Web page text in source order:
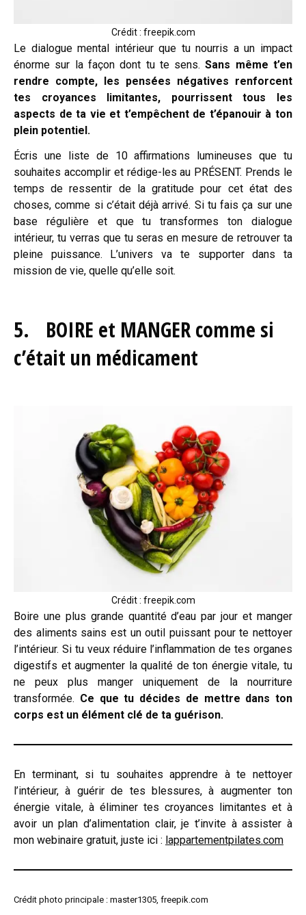
Crédit : freepik.com
Le dialogue mental intérieur que tu nourris a un impact
énorme sur la façon dont tu te sens.Sans même t’en
rendre compte, les pensées négatives renforcent
tes croyances limitantes, pourrissent tous les
aspects de ta vie et t’empêchent de t’épanouir à ton
plein potentiel.
Écris une liste de 10 affirmations lumineuses que tu
souhaites accomplir et rédige-les au PRÉSENT. Prends le
temps de ressentir de la gratitude pour cet état des
choses, comme si c’était déjà arrivé. Si tu fais ça sur une
base régulière et que tu transformes ton dialogue
intérieur, tu verras que tu seras en mesure de retrouver ta
pleine puissance. L’univers va te supporter dans ta
mission de vie, quelle qu’elle soit.
5. BOIRE et MANGER comme si
c’était un médicament
Crédit : freepik.com
Boire une plus grande quantité d’eau par jour et manger
des aliments sains est un outil puissant pour te nettoyer
l’intérieur. Si tu veux réduire l’inflammation de tes organes
digestifs et augmenter la qualité de ton énergie vitale, tu
ne peux plus manger uniquement de la nourriture
transformée. Ce que tu décides de mettre dans ton
corps est un élément clé de ta guérison.
En terminant, si tu souhaites apprendre à te nettoyer
l’intérieur, à guérir de tes blessures, à augmenter ton
énergie vitale, à éliminer tes croyances limitantes et à
avoir un plan d’alimentation clair, je t’invite à assister à
mon webinaire gratuit, juste ici : lappartementpilates.com
Crédit photo principale : master1305, freepik.com